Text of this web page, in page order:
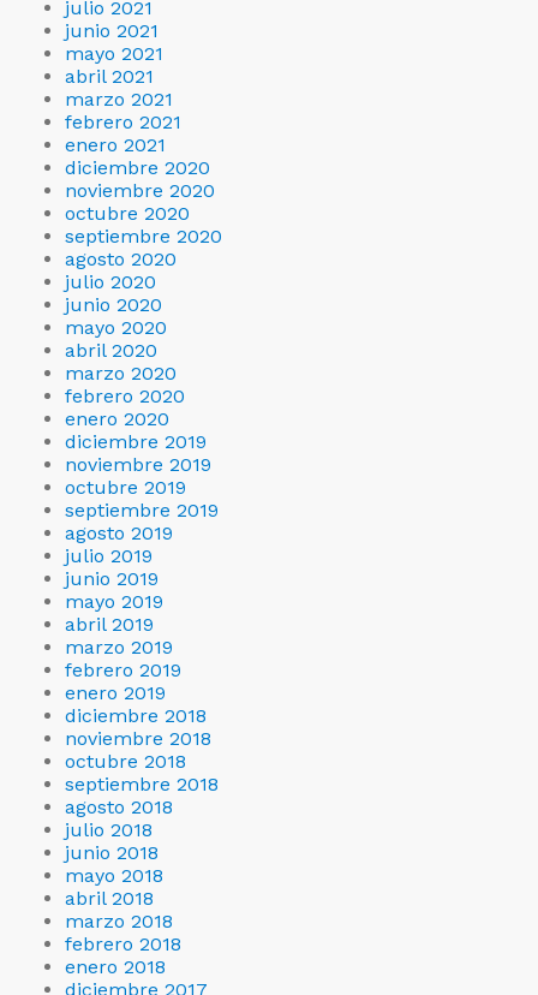
julio 2021
junio 2021
mayo 2021
abril 2021
marzo 2021
febrero 2021
enero 2021
diciembre 2020
noviembre 2020
octubre 2020
septiembre 2020
agosto 2020
julio 2020
junio 2020
mayo 2020
abril 2020
marzo 2020
febrero 2020
enero 2020
diciembre 2019
noviembre 2019
octubre 2019
septiembre 2019
agosto 2019
julio 2019
junio 2019
mayo 2019
abril 2019
marzo 2019
febrero 2019
enero 2019
diciembre 2018
noviembre 2018
octubre 2018
septiembre 2018
agosto 2018
julio 2018
junio 2018
mayo 2018
abril 2018
marzo 2018
febrero 2018
enero 2018
diciembre 2017